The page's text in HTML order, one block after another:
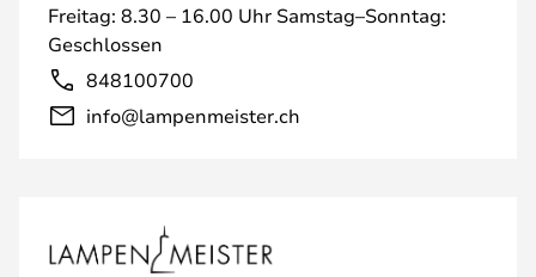
Freitag: 8.30 – 16.00 Uhr Samstag–Sonntag:
Geschlossen
848100700
info@lampenmeister.ch